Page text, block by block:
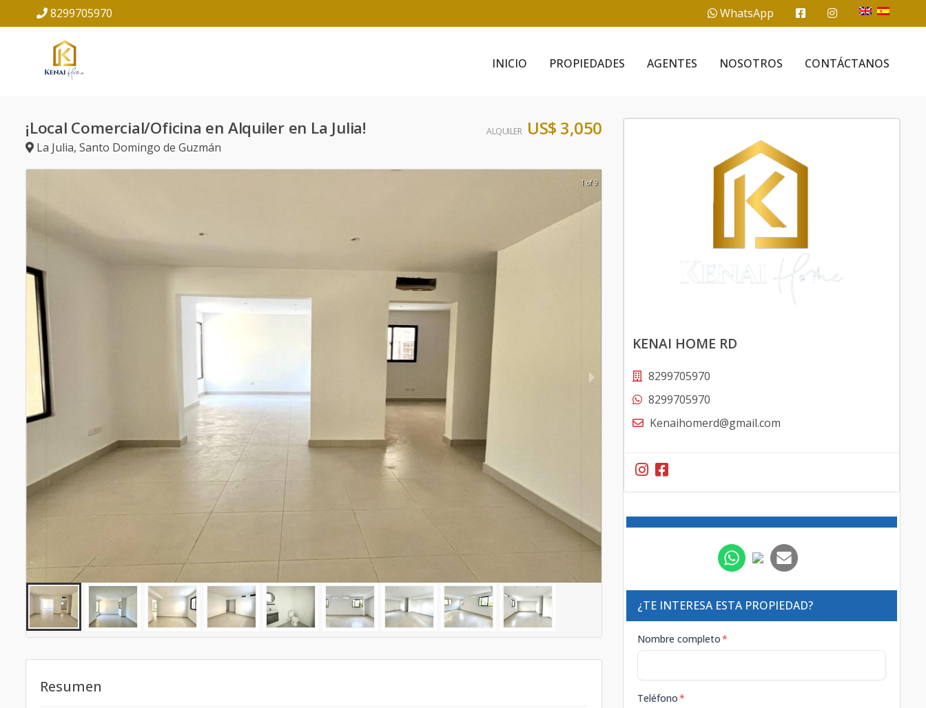
8299705970 WhatsApp
INICIO PROPIEDADES AGENTES NOSOTROS CONTÁCTANOS
¡Local Comercial/Oficina en Alquiler en La Julia!
La Julia, Santo Domingo de Guzmán
ALQUILER US$ 3,050
1 of 9
Resumen
KENAI HOME RD
8299705970
8299705970
Kenaihomerd@gmail.com
¿TE INTERESA ESTA PROPIEDAD?
Nombre completo*
Teléfono*